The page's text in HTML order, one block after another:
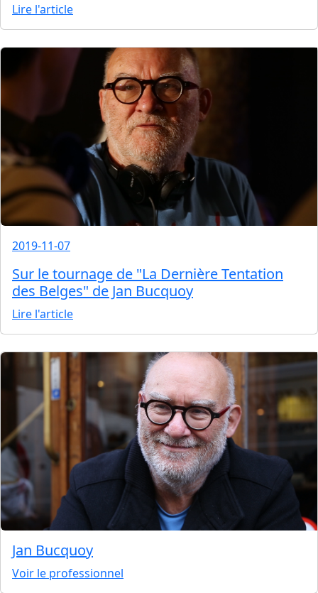
Lire l'article
2019-11-07
Sur le tournage de "La Dernière Tentation
des Belges" de Jan Bucquoy
Lire l'article
Jan Bucquoy
Voir le professionnel